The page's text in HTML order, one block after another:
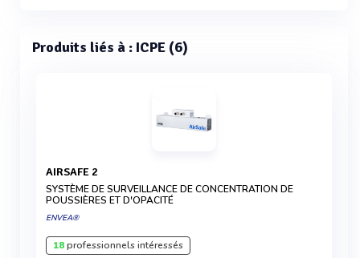
Produits liés à : ICPE (6)
AIRSAFE 2
SYSTÈME DE SURVEILLANCE DE CONCENTRATION DE
POUSSIÈRES ET D'OPACITÉ
ENVEA®
18professionnels intéressés